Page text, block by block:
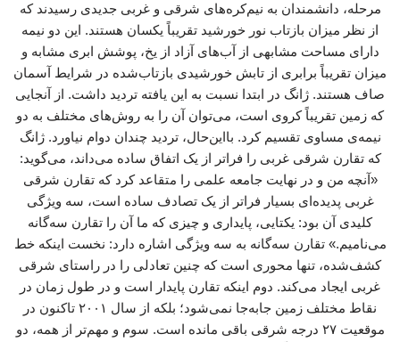
مرحله، دانشمندان به نیم‌کره‌های شرقی و غربی جدیدی رسیدند که
از نظر میزان بازتاب نور خورشید تقریباً یکسان هستند. این دو نیمه
دارای مساحت مشابهی از آب‌های آزاد از یخ، پوشش ابری مشابه و
میزان تقریباً برابری از تابش خورشیدی بازتاب‌شده در شرایط آسمان
صاف هستند. ژانگ در ابتدا نسبت به این یافته تردید داشت. از آنجایی
که زمین تقریباً کروی است، می‌توان آن را به روش‌های مختلف به دو
نیمه‌ی مساوی تقسیم کرد. بااین‌حال، تردید چندان دوام نیاورد. ژانگ
که تقارن شرقی غربی را فراتر از یک اتفاق ساده می‌داند، می‌گوید:
«آنچه من و در نهایت جامعه علمی را متقاعد کرد که تقارن شرقی
غربی پدیده‌ای بسیار فراتر از یک تصادف ساده است، سه ویژگی
کلیدی آن بود: یکتایی، پایداری و چیزی که ما آن را تقارن سه‌گانه
می‌نامیم.» تقارن سه‌گانه به سه ویژگی اشاره دارد: نخست اینکه خط
کشف‌شده، تنها محوری است که چنین تعادلی را در راستای شرقی
غربی ایجاد می‌کند. دوم اینکه تقارن پایدار است و در طول زمان در
نقاط مختلف زمین جابه‌جا نمی‌شود؛ بلکه از سال ۲۰۰۱ تاکنون در
موقعیت ۲۷ درجه شرقی باقی مانده است. سوم و مهم‌تر از همه، دو